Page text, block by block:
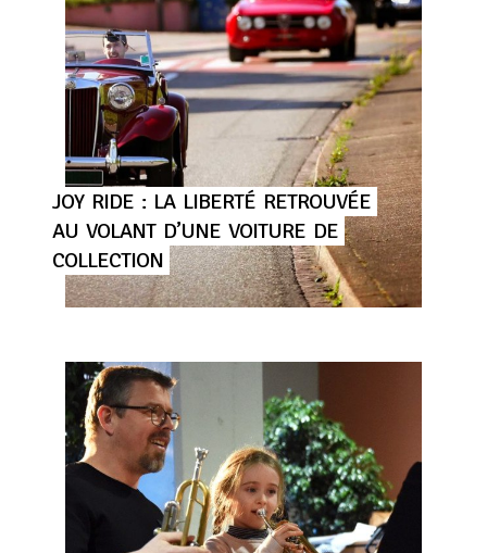
JOY RIDE : LA LIBERTÉ RETROUVÉE
AU VOLANT D’UNE VOITURE DE
COLLECTION